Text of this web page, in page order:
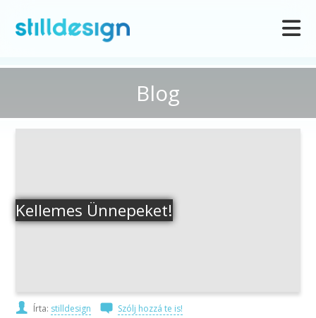
Blog
Kellemes Ünnepeket!
Írta: stilldesign Szólj hozzá te is!